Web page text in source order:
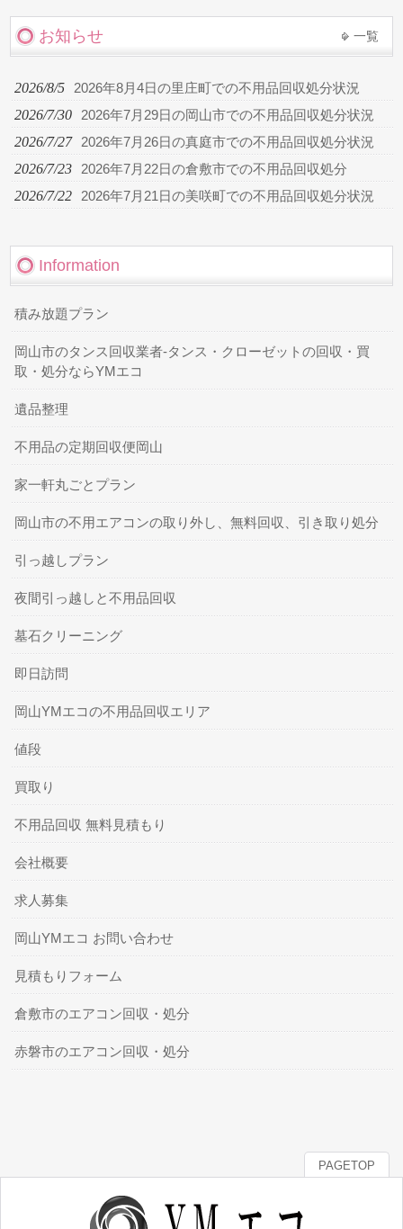
お知らせ 一覧
2026/8/5 2026年8月4日の里庄町での不用品回収処分状況
2026/7/30 2026年7月29日の岡山市での不用品回収処分状況
2026/7/27 2026年7月26日の真庭市での不用品回収処分状況
2026/7/23 2026年7月22日の倉敷市での不用品回収処分
2026/7/22 2026年7月21日の美咲町での不用品回収処分状況
Information
積み放題プラン
岡山市のタンス回収業者-タンス・クローゼットの回収・買
取・処分ならYMエコ
遺品整理
不用品の定期回収便岡山
家一軒丸ごとプラン
岡山市の不用エアコンの取り外し、無料回収、引き取り処分
引っ越しプラン
夜間引っ越しと不用品回収
墓石クリーニング
即日訪問
岡山YMエコの不用品回収エリア
値段
買取り
不用品回収 無料見積もり
会社概要
求人募集
岡山YMエコ お問い合わせ
見積もりフォーム
倉敷市のエアコン回収・処分
赤磐市のエアコン回収・処分
PAGETOP